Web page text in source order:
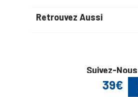
39€
Retrouvez Aussi
Suivez-Nous